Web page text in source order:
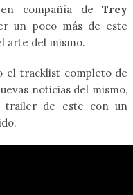
compañía de Trey
un poco más de este
arte del mismo.
el tracklist completo de
noticias del mismo,
trailer de este con un